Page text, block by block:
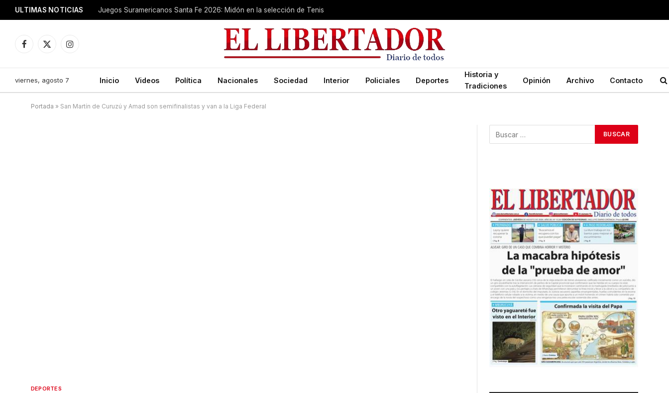
ULTIMAS NOTICIAS Juegos Suramericanos Santa Fe 2026: Midón en la selección de Tenis
Facebook
X
Instagram
viernes, agosto 7 Inicio Videos Política Nacionales Sociedad Interior Policiales Deportes
Historia y
Tradiciones
Opinión Archivo Contacto
Portada » San Martín de Curuzú y Amad son semifinalistas y van a la Liga Federal
DEPORTES